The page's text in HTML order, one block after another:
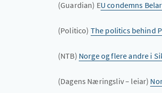
(Guardian) EU condemns
(Politico) The politics behind
(NTB) Norge og flere andre i
(Dagens Næringsliv – leiar)